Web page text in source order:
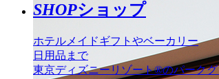
SHOPショップ
ホテルメイドギフトやベーカリー
日用品まで
東京ディズニーリゾート®のパークグ